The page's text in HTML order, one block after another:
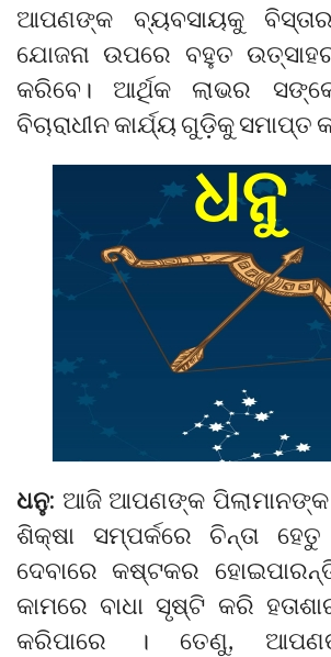
ଆପଣଙ୍କ ବ୍ୟବସାୟକୁ
ଯୋଜନା ଉପରେ ବହୁତ
କରିବେ। ଆର୍ଥିକ ଲାଭର
ବିଚାରାଧୀନ କାର୍ଯ୍ୟ ଗୁଡ଼ିକୁ ସମାପ୍ତ
ଧନୁ: ଆଜି ଆପଣଙ୍କ ପିଲାମାନଙ୍କ
ଶିକ୍ଷା ସମ୍ପର୍କରେ ଚିନ୍ତା
ଦେବାରେ କଷ୍ଟକର
କାମରେ ବାଧା ସୃଷ୍ଟି କରି
କରିପାରେ । ତେଣୁ,